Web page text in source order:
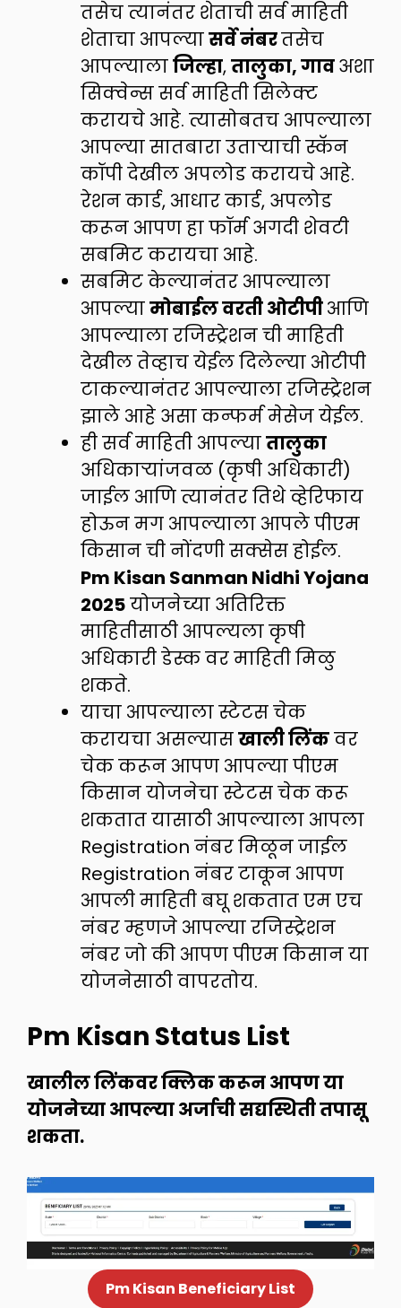
तसेच त्यानंतर शेताची सर्व माहिती
शेताचा आपल्यासर्वे नंबरतसेच
आपल्यालाजिल्हा,तालुका, गावअशा
सिक्वेन्स सर्व माहिती सिलेक्ट
करायचे आहे. त्यासोबतच आपल्याला
आपल्या सातबारा उताऱ्याची स्कॅन
कॉपी देखील अपलोड करायचे आहे.
रेशन कार्ड, आधार कार्ड, अपलोड
करून आपण हा फॉर्म अगदी शेवटी
सबमिट करायचा आहे.
सबमिट केल्यानंतर आपल्याला
आपल्यामोबाईल वरती ओटीपीआणि
आपल्याला रजिस्ट्रेशन ची माहिती
देखील तेव्हाच येईल दिलेल्या ओटीपी
टाकल्यानंतर आपल्याला रजिस्ट्रेशन
झाले आहे असा कन्फर्म मेसेज येईल.
ही सर्व माहिती आपल्यातालुका
अधिकाऱ्यांजवळ (कृषी अधिकारी)
जाईल आणि त्यानंतर तिथे व्हेरिफाय
होऊन मग आपल्याला आपले पीएम
किसान ची नोंदणी सक्सेस होईल.
Pm Kisan Sanman Nidhi Yojana
2025योजनेच्या अतिरिक्त
माहितीसाठी आपल्यला कृषी
अधिकारी डेस्क वर माहिती मिळु
शकते.
याचा आपल्याला स्टेटस चेक
करायचा असल्यासखाली लिंकवर
चेक करून आपण आपल्या पीएम
किसान योजनेचा स्टेटस चेक करू
शकतात यासाठी आपल्याला आपला
Registration नंबर मिळून जाईल
Registration नंबर टाकून आपण
आपली माहिती बघू शकतात एम एच
नंबर म्हणजे आपल्या रजिस्ट्रेशन
नंबर जो की आपण पीएम किसान या
योजनेसाठी वापरतोय.
Pm Kisan Status List
खालील लिंकवर क्लिक करून आपण या
योजनेच्या आपल्या अर्जाची सद्यस्थिती तपासू
शकता.
Pm Kisan Beneficiary List